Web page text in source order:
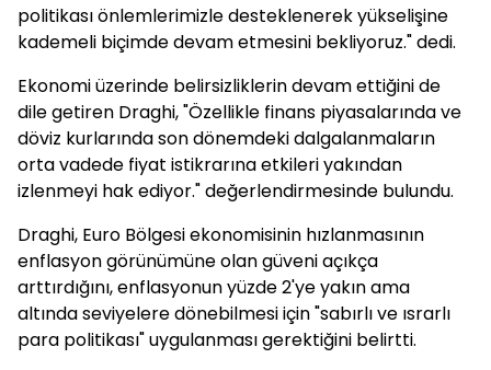
politikası önlemlerimizle desteklenerek yükselişine
kademeli biçimde devam etmesini bekliyoruz." dedi.
Ekonomi üzerinde belirsizliklerin devam ettiğini de
dile getiren Draghi, "Özellikle finans piyasalarında ve
döviz kurlarında son dönemdeki dalgalanmaların
orta vadede fiyat istikrarına etkileri yakından
izlenmeyi hak ediyor." değerlendirmesinde bulundu.
Draghi, Euro Bölgesi ekonomisinin hızlanmasının
enflasyon görünümüne olan güveni açıkça
arttırdığını, enflasyonun yüzde 2'ye yakın ama
altında seviyelere dönebilmesi için "sabırlı ve ısrarlı
para politikası" uygulanması gerektiğini belirtti.